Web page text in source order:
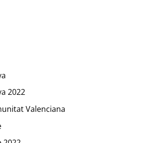
2022
Valenciana